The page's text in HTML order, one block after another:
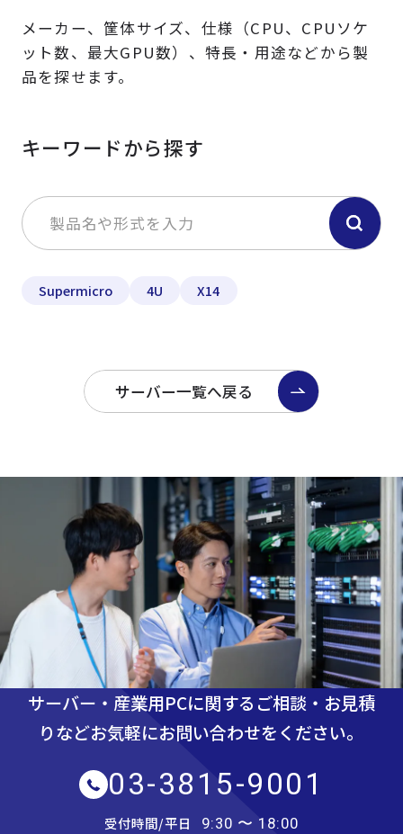
メーカー、筐体サイズ、仕様（CPU、CPUソケ
ット数、最大GPU数）、特長・用途などから製
品を探せます。
キーワードから探す
Supermicro 4U X14
サーバー一覧へ戻る
サーバー・産業用PCに関するご相談・お見積
りなどお気軽にお問い合わせをください。
03-3815-9001
受付時間/平日 9:30 〜 18:00